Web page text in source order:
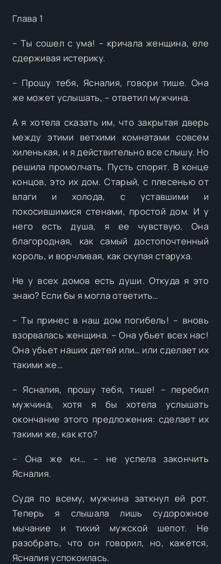
Глава 1
– Ты сошел с ума! – кричала женщина, еле
сдерживая истерику.
– Прошу тебя, Ясналия, говори тише. Она
же может услышать, – ответил мужчина.
А я хотела сказать им, что закрытая дверь
между этими ветхими комнатами совсем
хиленькая, и я действительно все слышу. Но
решила промолчать. Пусть спорят. В конце
концов, это их дом. Старый, с плесенью от
влаги и холода, с уставшими и
покосившимися стенами, простой дом. И у
него есть душа, я ее чувствую. Она
благородная, как самый достопочтенный
король, и ворчливая, как скупая старуха.
Не у всех домов есть души. Откуда я это
знаю? Если бы я могла ответить…
– Ты принес в наш дом погибель! – вновь
взорвалась женщина. – Она убьет всех нас!
Она убьет наших детей или… или сделает их
такими же…
– Ясналия, прошу тебя, тише! – перебил
мужчина, хотя я бы хотела услышать
окончание этого предложения: сделает их
такими же, как кто?
– Она же кн… – не успела закончить
Ясналия.
Судя по всему, мужчина заткнул ей рот.
Теперь я слышала лишь судорожное
мычание и тихий мужской шепот. Не
разобрать, что он говорил, но, кажется,
Ясналия успокоилась.